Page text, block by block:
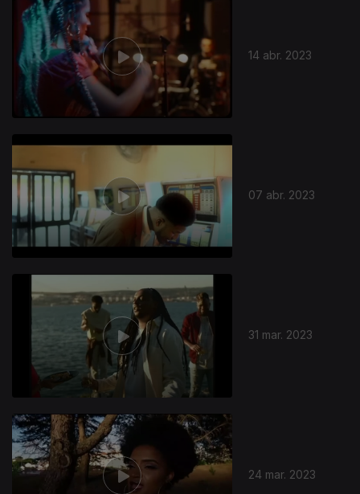
14 abr. 2023
07 abr. 2023
31 mar. 2023
24 mar. 2023